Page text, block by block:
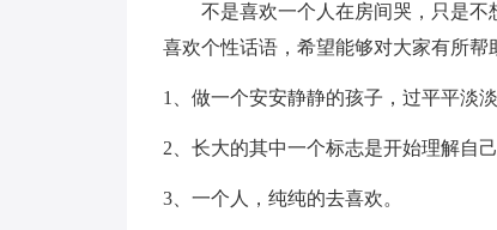
不是喜欢一个人在房间哭，只是不
喜欢个性话语，希望能够对大家有所帮
1、做一个安安静静的孩子，过平平淡淡
2、长大的其中一个标志是开始理解自
3、一个人，纯纯的去喜欢。